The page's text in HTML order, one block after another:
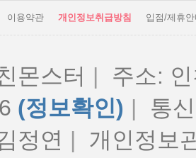
이용약관 개인정보취급방침 입점/제휴
몬스터 |
주소:
(정보확인) |
통
정연 |
개인정보